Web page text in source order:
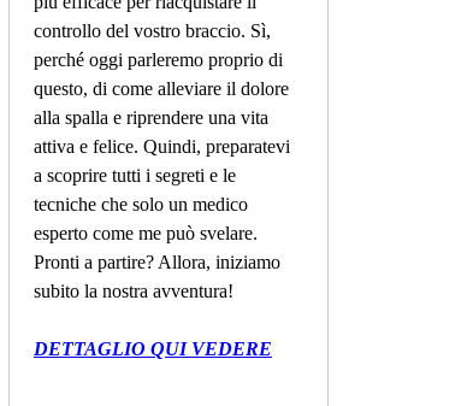
controllo del vostro braccio. Sì,
perché oggi parleremo proprio di
questo, di come alleviare il dolore
alla spalla e riprendere una vita
attiva e felice. Quindi, preparatevi
a scoprire tutti i segreti e le
tecniche che solo un medico
esperto come me può svelare.
Pronti a partire? Allora, iniziamo
subito la nostra avventura!
DETTAGLIO QUI VEDERE